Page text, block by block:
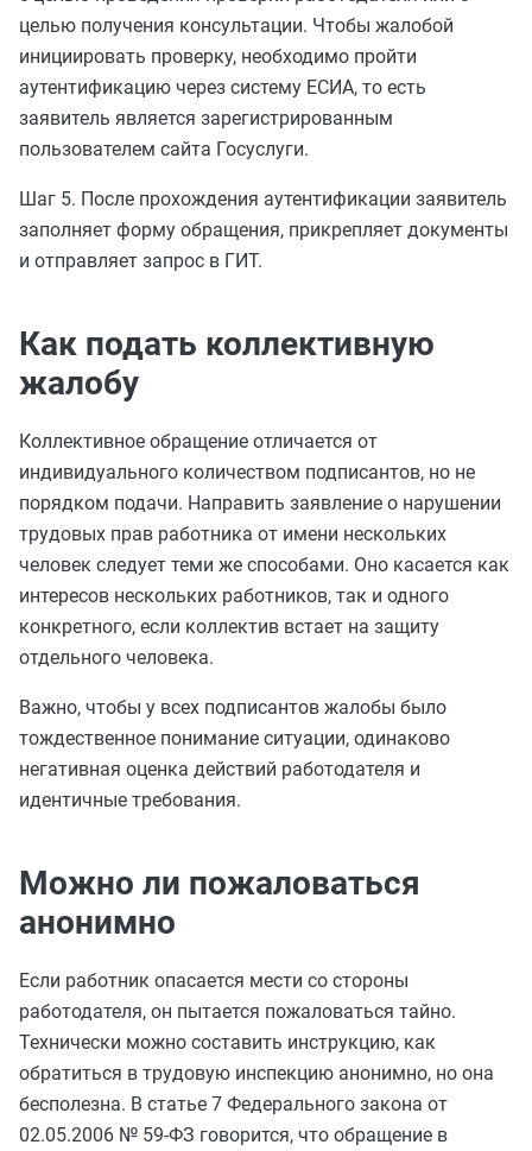
целью получения консультации. Чтобы жалобой
инициировать проверку, необходимо пройти
аутентификацию через систему ЕСИА, то есть
заявитель является зарегистрированным
пользователем сайта Госуслуги.
Шаг 5. После прохождения аутентификации заявитель
заполняет форму обращения, прикрепляет документы
и отправляет запрос в ГИТ.
Как подать коллективную
жалобу
Коллективное обращение отличается от
индивидуального количеством подписантов, но не
порядком подачи. Направить заявление о нарушении
трудовых прав работника от имени нескольких
человек следует теми же способами. Оно касается как
интересов нескольких работников, так и одного
конкретного, если коллектив встает на защиту
отдельного человека.
Важно, чтобы у всех подписантов жалобы было
тождественное понимание ситуации, одинаково
негативная оценка действий работодателя и
идентичные требования.
Можно ли пожаловаться
анонимно
Если работник опасается мести со стороны
работодателя, он пытается пожаловаться тайно.
Технически можно составить инструкцию, как
обратиться в трудовую инспекцию анонимно, но она
бесполезна. В статье 7 Федерального закона от
02.05.2006 № 59-ФЗ говорится, что обращение в